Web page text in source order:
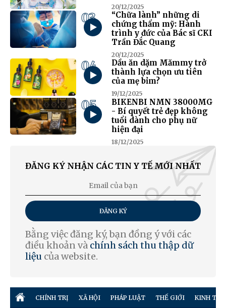
20/12/2025
03
“Chữa lành” những di
chứng thẩm mỹ: Hành
trình y đức của Bác sĩ CKI
Trần Đắc Quang
20/12/2025
04
Dầu ăn dặm Mămmy trở
thành lựa chọn ưu tiên
của mẹ bỉm?
19/12/2025
05
BIKENBI NMN 38000MG
- Bí quyết trẻ đẹp không
tuổi dành cho phụ nữ
hiện đại
18/12/2025
ĐĂNG KÝ NHẬN CÁC TIN Y TẾ MỚI NHẤT
ĐĂNG KÝ
Bằng việc đăng ký, bạn đồng ý với các
điều khoản và chính sách thu thập dữ
liệu của website.
CHÍNH TRỊ XÃ HỘI PHÁP LUẬT THẾ GIỚI KINH TẾ